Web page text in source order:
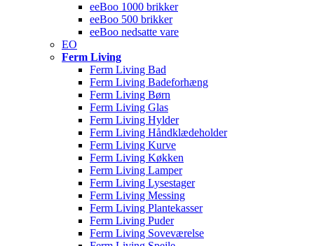
eeBoo 1000 brikker
eeBoo 500 brikker
eeBoo nedsatte vare
EO
Ferm Living
Ferm Living Bad
Ferm Living Badeforhæng
Ferm Living Børn
Ferm Living Glas
Ferm Living Hylder
Ferm Living Håndklædeholder
Ferm Living Kurve
Ferm Living Køkken
Ferm Living Lamper
Ferm Living Lysestager
Ferm Living Messing
Ferm Living Plantekasser
Ferm Living Puder
Ferm Living Soveværelse